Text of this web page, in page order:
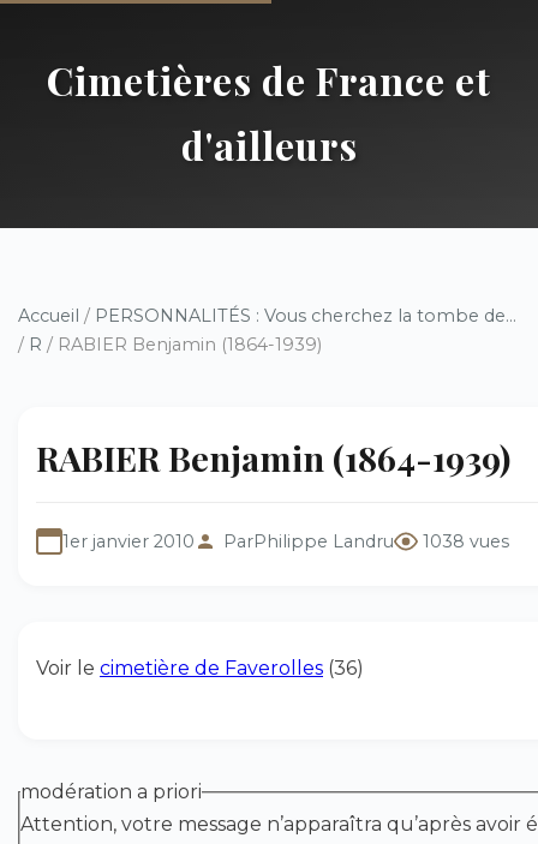
Cimetières de France et
d'ailleurs
Accueil / PERSONNALITÉS : Vous cherchez la tombe de...
/ R / RABIER Benjamin (1864-1939)
RABIER Benjamin (1864-1939)
1er janvier 2010 ParPhilippe Landru 1038 vues
Voir le cimetière de Faverolles (36)
modération a priori
Attention, votre message n’apparaîtra qu’après avoir